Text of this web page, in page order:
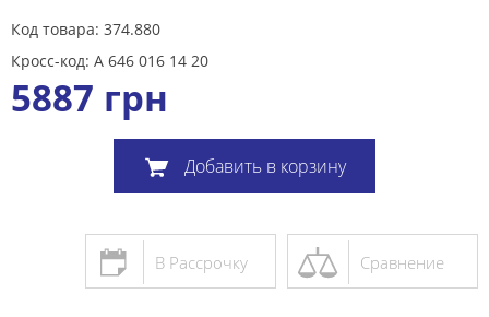
Код товара: 374.880
Кросс-код: A 646 016 14 20
5887 грн
Добавить в корзину
Сравнение
В Рассрочку